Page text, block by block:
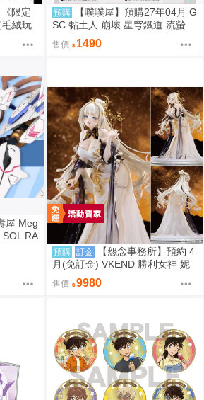
限定
絨玩
／主
遊人
預購
【噗噗屋】預購27年04月 G
SC 黏土人 崩壞 星穹鐵道 流螢
免訂金
售價 1490
屋 Meg
RA
預購 訂金
【怨念事務所】預約 4
月(免訂金) VKEND 勝利女神 妮
姬 皇冠 榮耀之花 1/4 附特典 101
8
售價 9980